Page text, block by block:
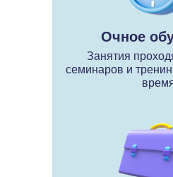
Очное
Занятия
семинаров и